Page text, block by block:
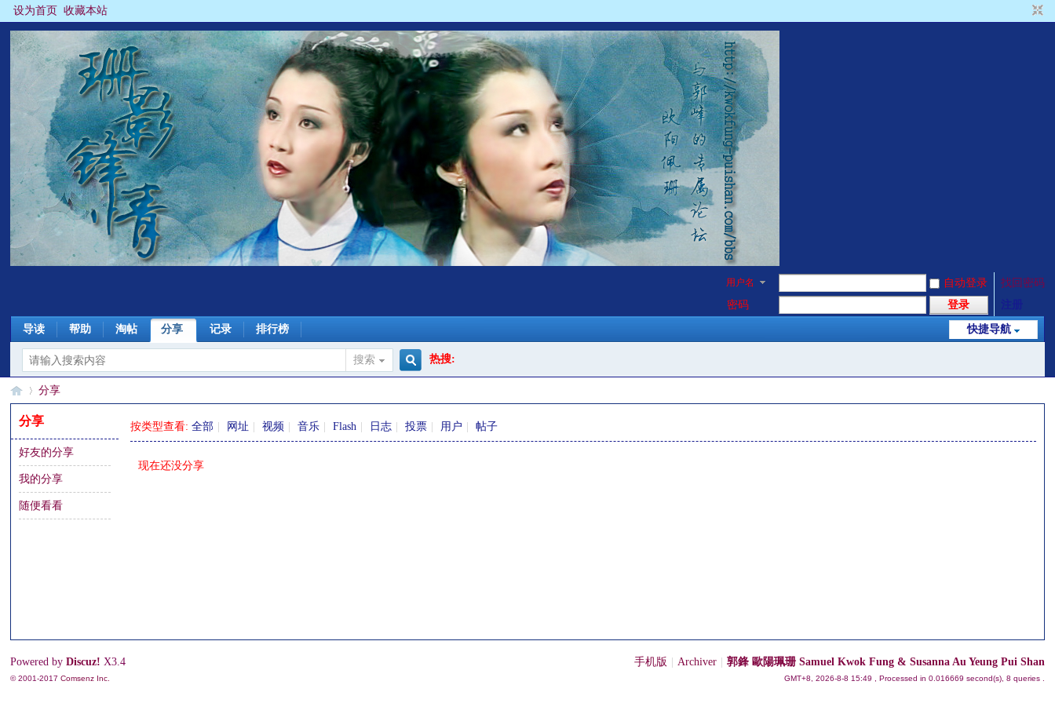
设为首页 收藏本站
用户名 自动登录
找回密码
密码
登录
快捷导航
导读 帮助 淘帖 分享 记录 排行榜
搜索 热搜:
›
分享
分享
好友的分享
我的分享
随便看看
按类型查看:全部 网址 视频 音乐 Flash 日志 投票 用户 帖子
现在还没分享
手机版 Archiver 郭鋒 歐陽珮珊 Samuel Kwok Fung & Susanna Au Yeung Pui Shan
GMT+8, 2026-8-8 15:49 , Processed in 0.016669 second(s), 8 queries .
Powered byDiscuz! X3.4
© 2001-2017Comsenz Inc.